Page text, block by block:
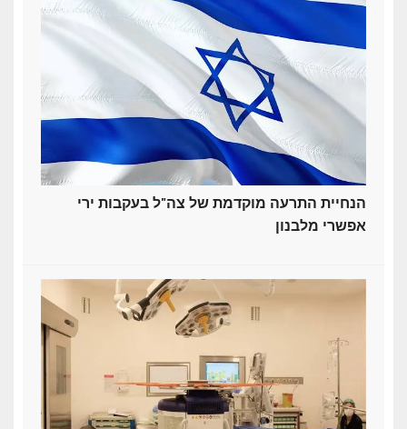
הנחיית התרעה מוקדמת של צה"ל בעקבות ירי
אפשרי מלבנון